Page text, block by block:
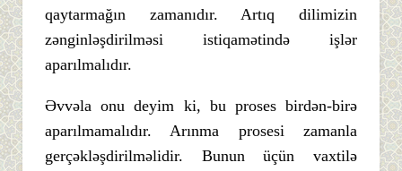
qaytarmağın zamanıdır. Artıq dilimizin
zənginləşdirilməsi istiqamətində işlər
aparılmalıdır.
Əvvəla onu deyim ki, bu proses birdən-birə
aparılmamalıdır. Arınma prosesi zamanla
gerçəkləşdirilməlidir. Bunun üçün vaxtilə